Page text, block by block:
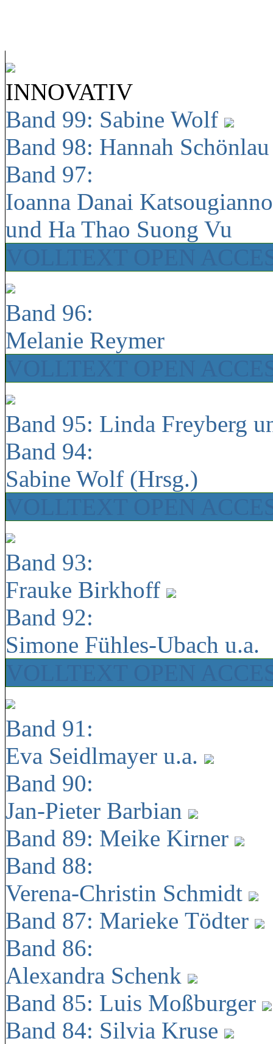
INNOVATIV
Band 99: Sabine Wolf
Band 98: Hannah
Band 97:
Ioanna Danai
und Ha Thao Suong Vu
Band 96:
Melanie Reymer
Band 95: Linda Freyberg
Band 94:
Sabine Wolf (Hrsg.)
Band 93:
Frauke Birkhoff
Band 92:
Simone Fühles-Ubach u.a.
Band 91:
Eva Seidlmayer u.a.
Band 90:
Jan-Pieter Barbian
Band 89: Meike Kirner
Band 88:
Verena-Christin Schmidt
Band 87: Marieke Tödter
Band 86:
Alexandra Schenk
Band 85: Luis Moßburger
Band 84: Silvia Kruse